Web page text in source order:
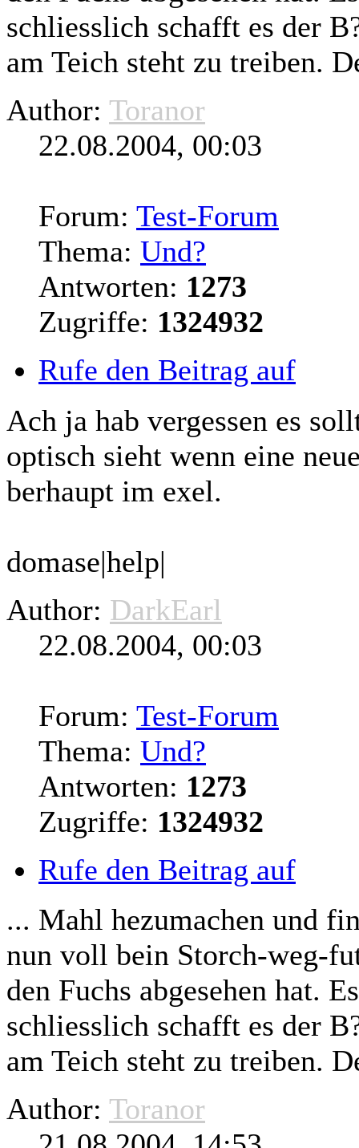
schliesslich schafft es der
am Teich steht zu treiben.
Author: Toranor
22.08.2004, 00:03
Forum: Test-Forum
Thema: Und?
Antworten: 1273
Zugriffe: 1324932
Rufe den Beitrag auf
Ach ja hab vergessen es
optisch sieht wenn eine
berhaupt im exel.
domase|help|
Author: DarkEarl
22.08.2004, 00:03
Forum: Test-Forum
Thema: Und?
Antworten: 1273
Zugriffe: 1324932
Rufe den Beitrag auf
... Mahl hezumachen und
nun voll bein Storch-weg-
den Fuchs abgesehen hat.
schliesslich schafft es der
am Teich steht zu treiben.
Author: Toranor